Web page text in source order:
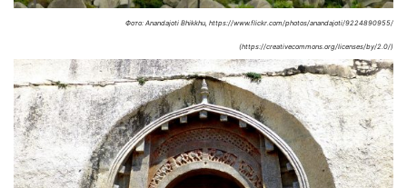
Фото: Anandajoti Bhikkhu, https://www.flickr.com/photos/anandajoti/9224890955/
(https://creativecommons.org/licenses/by/2.0/)